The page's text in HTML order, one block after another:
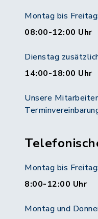
Montag bis
08:00-12:00 Uhr
Dienstag
14:00-18:00 Uhr
Unsere
Montag bis
8:00-12:00 Uhr
Montag und